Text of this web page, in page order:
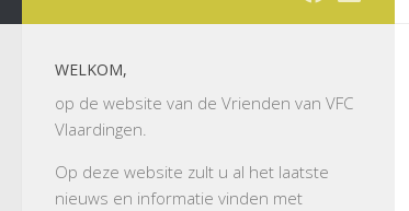
WELKOM,
op de website van de Vrienden van VFC
Vlaardingen.
Op deze website zult u al het laatste
nieuws en informatie vinden met